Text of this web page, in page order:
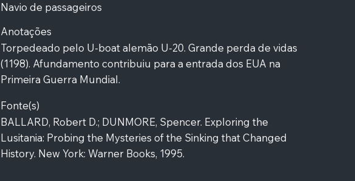
Navio de passageiros
Anotações
Torpedeado pelo U-boat alemão U-20. Grande perda de vidas
(1198). Afundamento contribuiu para a entrada dos EUA na
Primeira Guerra Mundial.
Fonte(s)
BALLARD, Robert D.; DUNMORE, Spencer. Exploring the
Lusitania: Probing the Mysteries of the Sinking that Changed
History. New York: Warner Books, 1995.